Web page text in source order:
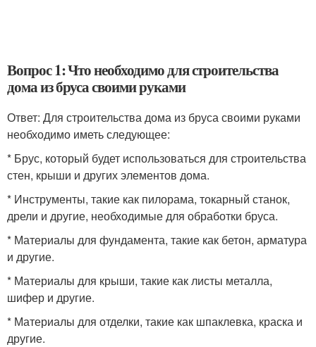
Вопрос 1: Что необходимо для строительства
дома из бруса своими руками
Ответ: Для строительства дома из бруса своими руками
необходимо иметь следующее:
* Брус, который будет использоваться для строительства
стен, крыши и других элементов дома.
* Инструменты, такие как пилорама, токарный станок,
дрели и другие, необходимые для обработки бруса.
* Материалы для фундамента, такие как бетон, арматура
и другие.
* Материалы для крыши, такие как листы металла,
шифер и другие.
* Материалы для отделки, такие как шпаклевка, краска и
другие.